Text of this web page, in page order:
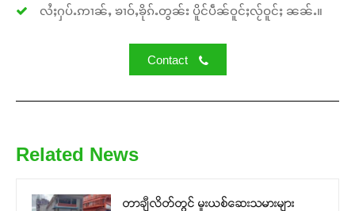
create a future where every story is
justice can thrive.
လႆႈႁပ်ႉဢၢၼ်ႇ ၶၢဝ်ႇၶိုၵ်ႉတွၼ်း ပိူင်ပဵၼ်ဝူင်ႈလႂ်ဝူင်ႈ ၼၼ်ႉ။
Contact
Related News
တာချီလိတ်တွင် မူးယစ်ဆေးသမားများ